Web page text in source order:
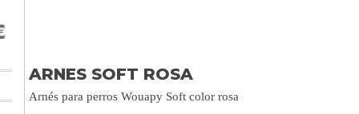
ARNES SOFT ROSA
Arnés para perros Wouapy Soft color rosa